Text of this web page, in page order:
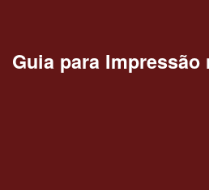
Guia para Impressão